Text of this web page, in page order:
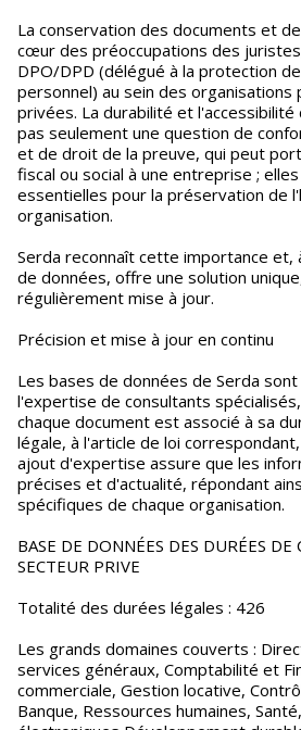
La conservation des documents et
cœur des préoccupations des
DPO/DPD (délégué à la protection
personnel) au sein des organisations
privées. La durabilité et
pas seulement une question de
et de droit de la preuve, qui peut
fiscal ou social à une entreprise ;
essentielles pour la préservation de
organisation.
Serda reconnaît cette importance et,
de données, offre une solution
régulièrement mise à jour.
Précision et mise à jour en continu
Les bases de données de Serda
l'expertise de consultants
chaque document est associé à sa
légale, à l'article de loi
ajout d'expertise assure que les
précises et d'actualité, répondant
spécifiques de chaque organisation.
BASE DE DONNÉES DES DURÉES
SECTEUR PRIVE
Totalité des durées légales : 426
Les grands domaines couverts :
services généraux, Comptabilité et
commerciale, Gestion locative,
Banque, Ressources humaines,